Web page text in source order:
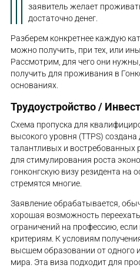
заявитель желает
достаточно денег.
Разберем конкретнее каждую
можно получить, при тех, или
Рассмотрим, для чего они
получить для проживания в
основаниях.
Трудоустройство /
Схема пропуска для
высокого уровня (TTPS)
талантливых и востребованных
для стимулирования роста
гонконгскую визу резидента на
стремятся многие.
Заявление обрабатывается,
хорошая возможность
ограничений на профессию, если
критериям. К условиям
высшем образовании от одного
мира. Эта виза подходит для